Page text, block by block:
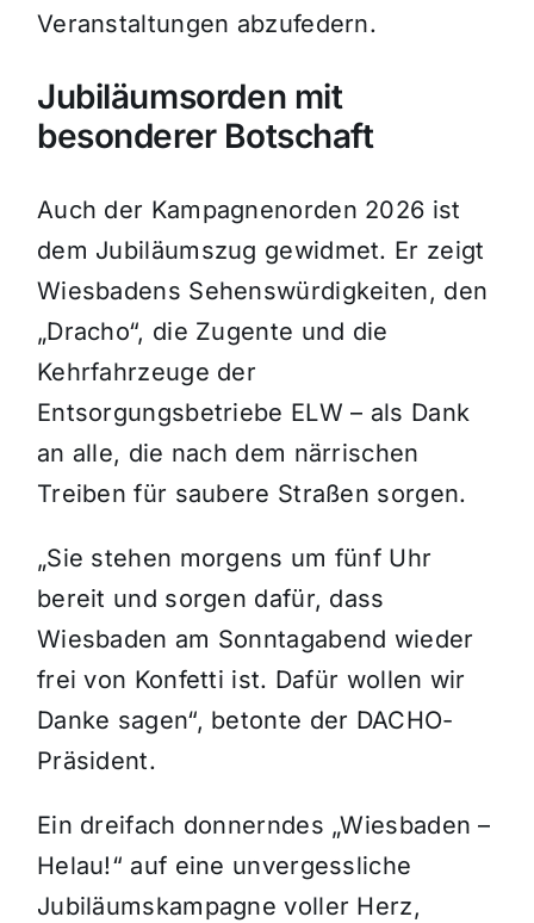
Veranstaltungen abzufedern.
Jubiläumsorden mit
besonderer Botschaft
Auch der Kampagnenorden 2026 ist
dem Jubiläumszug gewidmet. Er zeigt
Wiesbadens Sehenswürdigkeiten, den
„Dracho“, die Zugente und die
Kehrfahrzeuge der
Entsorgungsbetriebe ELW – als Dank
an alle, die nach dem närrischen
Treiben für saubere Straßen sorgen.
„Sie stehen morgens um fünf Uhr
bereit und sorgen dafür, dass
Wiesbaden am Sonntagabend wieder
frei von Konfetti ist. Dafür wollen wir
Danke sagen“, betonte der DACHO-
Präsident.
Ein dreifach donnerndes „Wiesbaden –
Helau!“ auf eine unvergessliche
Jubiläumskampagne voller Herz,